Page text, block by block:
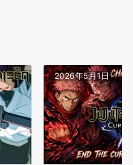
2026年5月1日